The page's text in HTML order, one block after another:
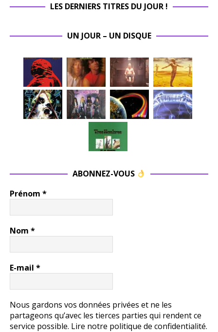
LES DERNIERS TITRES DU JOUR !
UN JOUR – UN DISQUE
ABONNEZ-VOUS
Prénom *
Nom *
E-mail *
Nous gardons vos données privées et ne les
partageons qu’avec les tierces parties qui rendent ce
service possible. Lire notre politique de confidentialité.